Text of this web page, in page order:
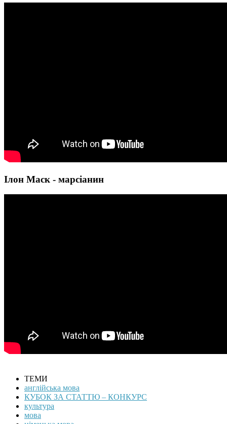
Ілон Маск - марсіанин
ТЕМИ
англійська мова
КУБОК ЗА СТАТТЮ – КОНКУРС
культура
мова